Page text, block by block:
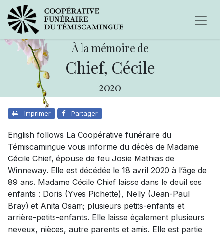
À la mémoire de
Chief, Cécile
2020
Imprimer Partager
English follows La Coopérative funéraire du
Témiscamingue vous informe du décès de Madame
Cécile Chief, épouse de feu Josie Mathias de
Winneway. Elle est décédée le 18 avril 2020 à l’âge de
89 ans. Madame Cécile Chief laisse dans le deuil ses
enfants : Doris (Yves Pichette), Nelly (Jean-Paul
Bray) et Anita Osam; plusieurs petits-enfants et
arrière-petits-enfants. Elle laisse également plusieurs
neveux, nièces, autre parents et amis. Elle est partie